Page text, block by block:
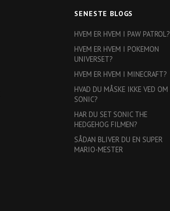
SENESTE BLOGS
HVEM ER HVEM I PAW PATROL?
HVEM ER HVEM I POKEMON
UNIVERSET?
HVEM ER HVEM I MINECRAFT?
HVAD DU MÅSKE IKKE VED OM
SONIC?
HAR DU SET SONIC THE
HEDGEHOG FILMEN?
SÅDAN BLIVER DU EN SUPER
MARIO-MESTER